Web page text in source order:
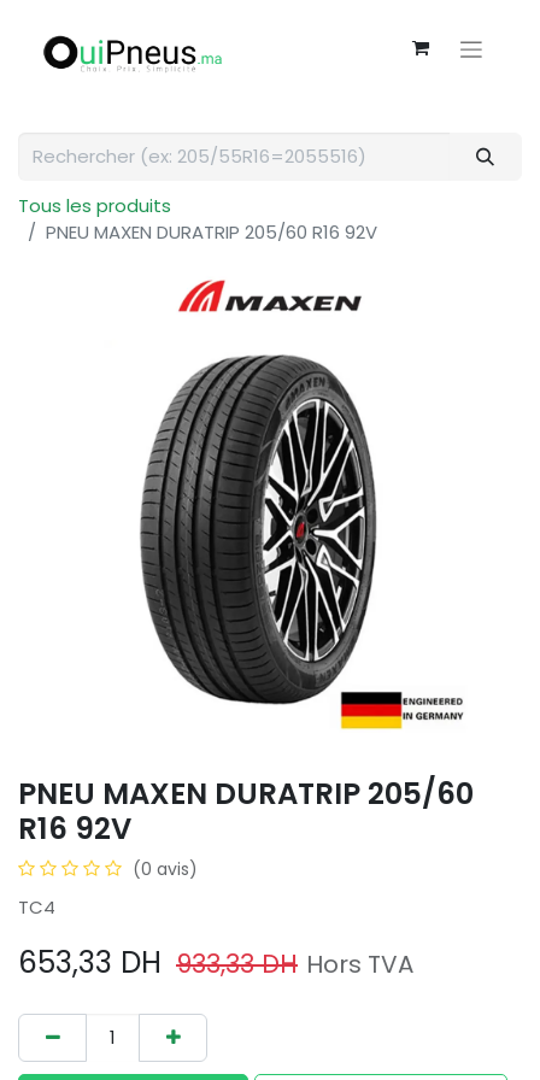
Tous les produits
PNEU MAXEN DURATRIP 205/60 R16 92V
PNEU MAXEN DURATRIP 205/60
R16 92V
(0 avis)
TC4
653,33 DH 933,33DH Hors TVA